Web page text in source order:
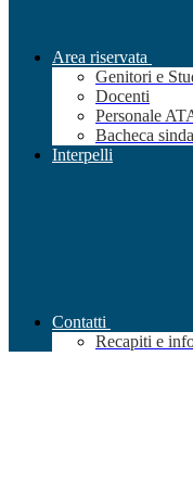
Area riservata
Genitori e
Docenti
Personale
Bacheca
Interpelli
Contatti
Recapiti e